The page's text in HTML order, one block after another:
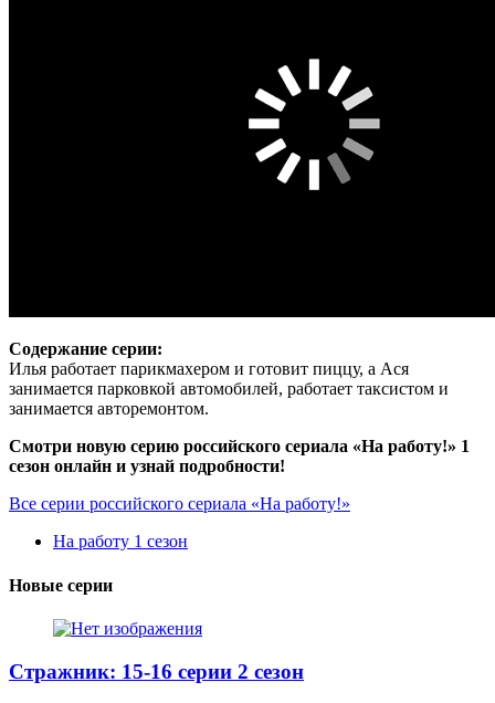
Содержание серии:
Илья работает парикмахером и готовит пиццу, а Ася
занимается парковкой автомобилей, работает таксистом и
занимается авторемонтом.
Смотри новую серию российского сериала «На работу!» 1
сезон онлайн и узнай подробности!
Все серии российского сериала «На работу!»
На работу 1 сезон
Новые серии
Стражник: 15-16 серии 2 сезон